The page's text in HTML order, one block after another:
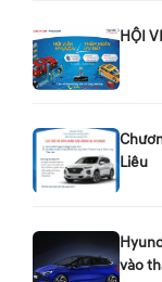
HỘI
Liêu
vào